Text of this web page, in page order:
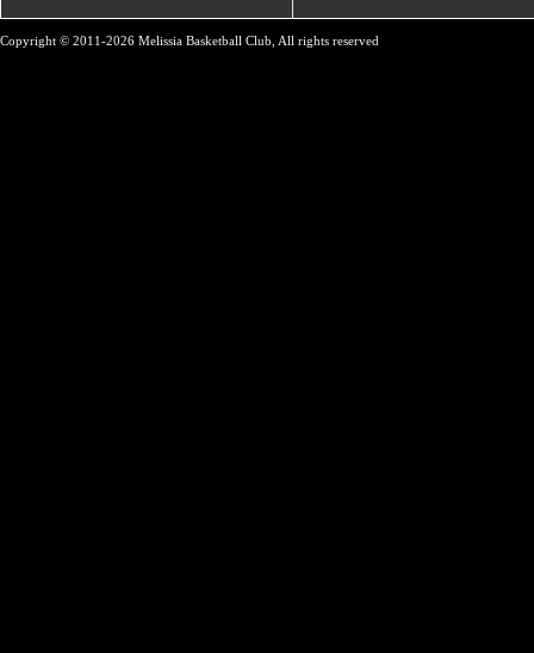
Copyright © 2011-2026 Melissia Basketball Club, All rights reserved